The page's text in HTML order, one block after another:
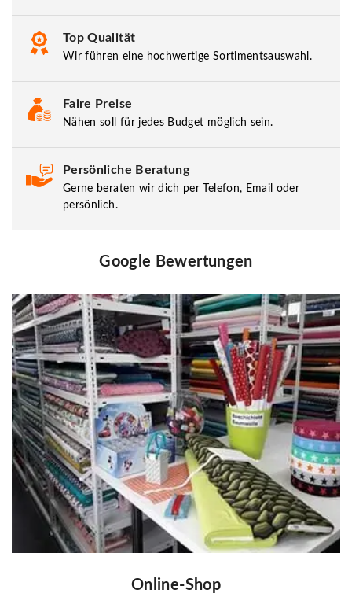
Top Qualität
Wir führen eine hochwertige Sortimentsauswahl.
Faire Preise
Nähen soll für jedes Budget möglich sein.
Persönliche Beratung
Gerne beraten wir dich per Telefon, Email oder
persönlich.
Google Bewertungen
Online-Shop